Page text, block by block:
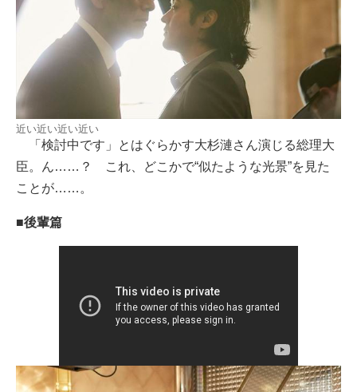
近い近い近い近い
「検討中です」とはぐらかす大杉漣さん演じる総理大
臣。ん……？ これ、どこかで“似たような光景”を見た
ことが……。
■後輩篇